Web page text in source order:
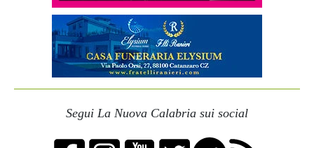
Segui La Nuova Calabria sui social